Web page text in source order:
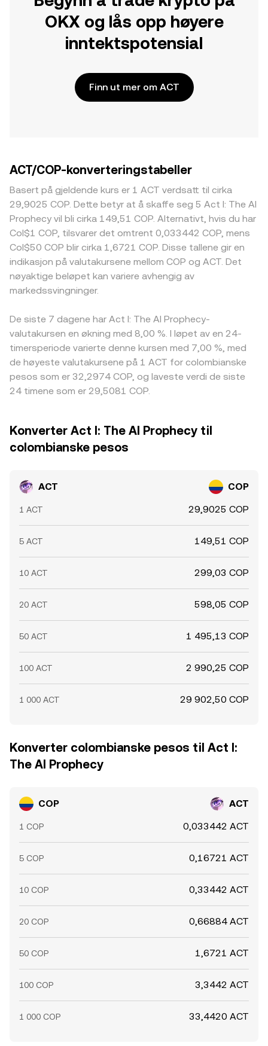
OKX og lås opp høyere
inntektspotensial
Finn ut mer om ACT
ACT/COP-konverteringstabeller
Basert på gjeldende kurs er 1 ACT verdsatt til cirka
29,9025 COP. Dette betyr at å skaffe seg 5 Act I: The AI
Prophecy vil bli cirka 149,51 COP. Alternativt, hvis du har
Col$1 COP, tilsvarer det omtrent 0,033442 COP, mens
Col$50 COP blir cirka 1,6721 COP. Disse tallene gir en
indikasjon på valutakursene mellom COP og ACT. Det
nøyaktige beløpet kan variere avhengig av
markedssvingninger.
De siste 7 dagene har Act I: The AI Prophecy-
valutakursen en økning med 8,00 %. I løpet av en 24-
timersperiode varierte denne kursen med 7,00 %, med
de høyeste valutakursene på 1 ACT for colombianske
pesos som er 32,2974 COP, og laveste verdi de siste
24 timene som er 29,5081 COP.
Konverter Act I: The AI Prophecy til
colombianske pesos
ACT COP
1 ACT 29,9025 COP
5 ACT 149,51 COP
10 ACT 299,03 COP
20 ACT 598,05 COP
50 ACT 1 495,13 COP
100 ACT 2 990,25 COP
1 000 ACT 29 902,50 COP
Konverter colombianske pesos til Act I:
The AI Prophecy
COP ACT
1 COP 0,033442 ACT
5 COP 0,16721 ACT
10 COP 0,33442 ACT
20 COP 0,66884 ACT
50 COP 1,6721 ACT
100 COP 3,3442 ACT
1 000 COP 33,4420 ACT